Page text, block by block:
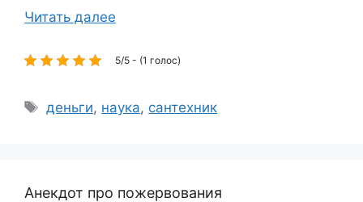
Читать далее
5/5 - (1 голос)
Метки
деньги, наука, сантехник
Анекдот про пожервования